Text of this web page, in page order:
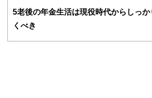
5老後の年金生活は現役時代からしっ
くべき